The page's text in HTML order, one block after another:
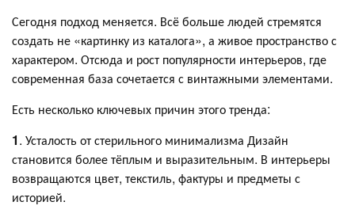
Сегодня подход меняется. Всё больше людей стремятся
создать не «картинку из каталога», а живое пространство с
характером. Отсюда и рост популярности интерьеров, где
современная база сочетается с винтажными элементами.
Есть несколько ключевых причин этого тренда:
1. Усталость от стерильного минимализма Дизайн
становится более тёплым и выразительным. В интерьеры
возвращаются цвет, текстиль, фактуры и предметы с
историей.